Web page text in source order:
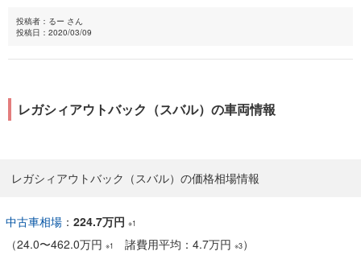
投稿者：るー さん
投稿日：2020/03/09
レガシィアウトバック（スバル）の車両情報
レガシィアウトバック（スバル）の価格相場情報
中古車相場 ： 224.7万円 ※1
（24.0〜462.0万円 ※1 諸費用平均：4.7万円 ※3）